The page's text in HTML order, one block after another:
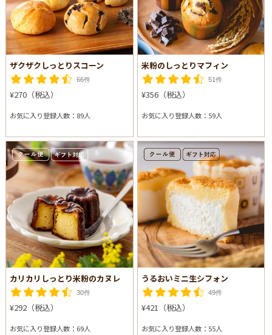
ザクザクしっとりスコーン
66件
¥270（税込）
お気に入り登録人数：89人
米粉のしっとりマフィン
51件
¥356（税込）
お気に入り登録人数：59人
カリカリしっとり米粉のカヌレ
30件
¥292（税込）
お気に入り登録人数：69人
うるおいミニ生シフォン
49件
¥421（税込）
お気に入り登録人数：55人